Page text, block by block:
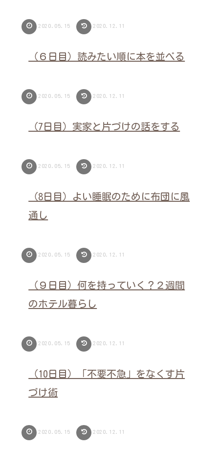
2020.05.15 2020.12.11
（６日目）読みたい順に本を並べる
2020.05.15 2020.12.11
（7日目）実家と片づけの話をする
2020.05.15 2020.12.11
（8日目）よい睡眠のために布団に風
通し
2020.05.15 2020.12.11
（９日目）何を持っていく？２週間
のホテル暮らし
2020.05.15 2020.12.11
（10日目）「不要不急」をなくす片
づけ術
2020.05.15 2020.12.11